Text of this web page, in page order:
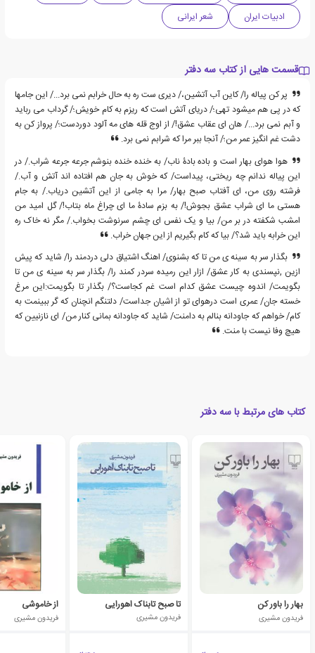
ادبیات ایران
شعر ایرانی
قسمت هایی از کتاب سه دفتر
پر کن پیاله را/ کاین آب آتشین،/ دیری ست ره به حال خرابم نمی برد.../ این جامها
که در پی هم میشود تهی؛/ دریای آتش است که ریزم به کام خویش؛/ گرداب می رباید
و آبم نمی برد.../ هان ای عقاب عشق!/ از اوج قله های مه آلود دوردست؛/ پرواز کن به
دشت غم انگیز عمر من؛/ آنجا ببر مرا که شرابم نمی برد.
هوا هوای بهار است و باده بادۀ ناب/ به خنده خنده بنوشم جرعه جرعه شراب./ در
این پیاله ندانم چه ریختی، پیداست/ که خوش به جان هم افتاده اند آتش و آب./
فرشته روی من، ای آفتاب صبح بهار/ مرا به جامی از این آتشین دریاب./ به جام
هستی ما ای شراب عشق بجوش!/ به بزم سادۀ ما ای چراغ ماه بتاب!/ گل امید من
امشب شکفته در بر من/ بیا و یک نفس ای چشم سرنوشت بخواب./ مگر نه خاک ره
این خرابه باید شد؟/ بیا که کام بگیریم از این جهان خراب.
بگذار سر به سینه ی من تا که بشنوی/ اهنگ اشتیاق دلی دردمند را/ شاید که پیش
ازین ,نپسندی به کار عشق/ ازار این رمیده سردر کمند را/ بگذار سر به سینه ی من تا
بگویمت/ اندوه چیست عشق کدام است غم کجاست؟/ بگذار تا بگویمت:این مرغ
خسته جان/ عمری است درهوای تو از اشیان جداست/ دلتنگم انچنان که گر ببینمت به
کام/ خواهم که جاودانه بنالم به دامنت/ شاید که جاودانه بمانی کنار من/ ای نازنیین که
هیچ وفا نیست با منت.
کتاب های مرتبط با سه دفتر
بهار را باور کن
فریدون مشیری
تا صبح تابناک اهورایی
فریدون مشیری
از خاموشی
فریدون مشیری